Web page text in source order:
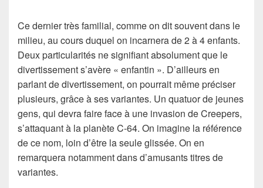
Ce dernier très familial, comme on dit souvent dans le
milieu, au cours duquel on incarnera de 2 à 4 enfants.
Deux particularités ne signifiant absolument que le
divertissement s’avère « enfantin ». D’ailleurs en
parlant de divertissement, on pourrait même préciser
plusieurs, grâce à ses variantes. Un quatuor de jeunes
gens, qui devra faire face à une invasion de Creepers,
s’attaquant à la planète C-64. On imagine la référence
de ce nom, loin d’être la seule glissée. On en
remarquera notamment dans d’amusants titres de
variantes.